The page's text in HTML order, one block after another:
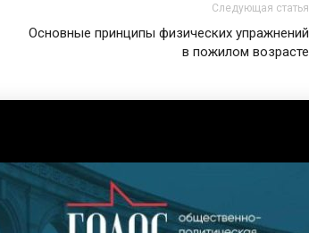
Следующая статья
Основные принципы физических упражнений
в пожилом возрасте